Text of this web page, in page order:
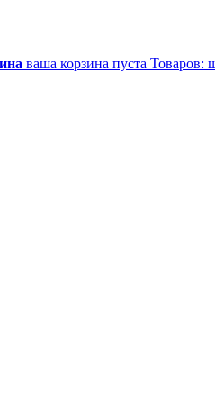
ваша корзина пуста Товаров: